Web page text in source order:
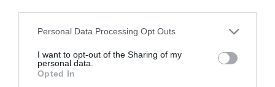
Please note that this website/app uses one or more Google
not limited to your visit or usage behaviour. You may click to
grant or deny consent to Google and its third-party tags to
use your data for below specified purposes in below Google
Personal Data Processing Opt Outs
I want to opt-out of the Sharing of my
personal data.
Opted In
zaj jut eszünkbe, pedig találunk köztük
igazi gyöngyszemeket is. Vannak…